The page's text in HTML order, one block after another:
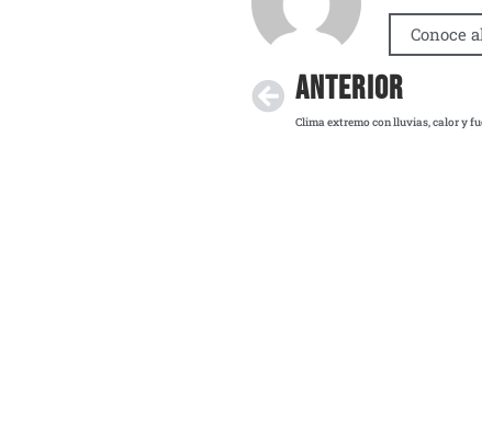
Conoce
ANTERIOR
Clima extremo con lluvias, calor y